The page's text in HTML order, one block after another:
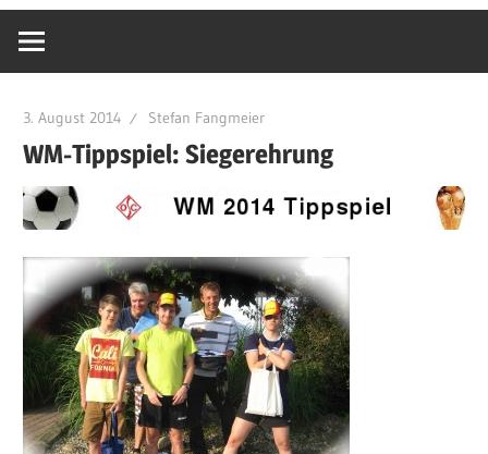
3. August 2014 Stefan Fangmeier
WM-Tippspiel: Siegerehrung